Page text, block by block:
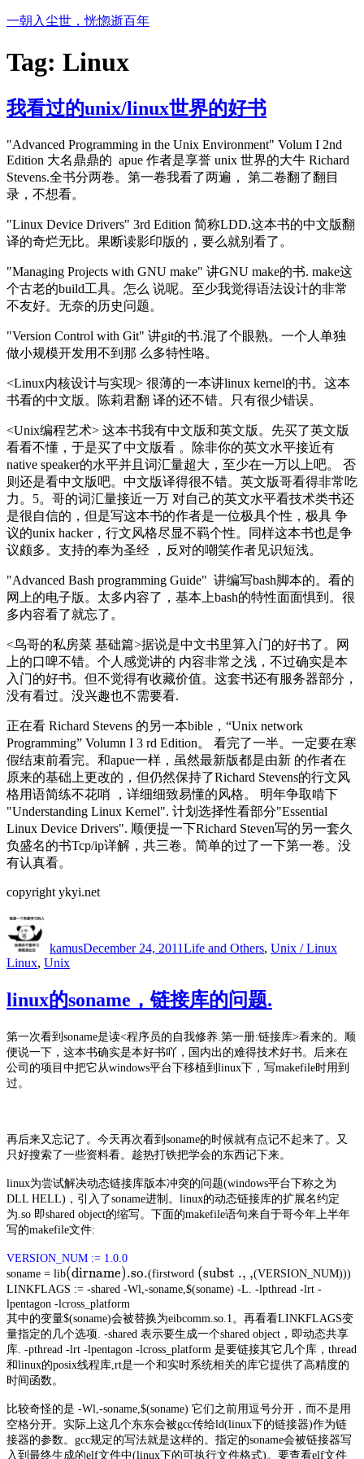
Skip
一朝入尘世，恍惚逝百年
Tag: Linux
我看过的unix/linux世界的好书
"Advanced Programming in the Unix Environment" Volum I 2nd
Edition 大名鼎鼎的 apue 作者是享誉 unix 世界的大牛 Richard
Stevens.全书分两卷。第一卷我看了两遍， 第二卷翻了翻目
录，不想看。
"Linux Device Drivers" 3rd Edition 简称LDD.这本书的中文版翻
译的奇烂无比。果断读影印版的，要么就别看了。
"Managing Projects with GNU make" 讲GNU make的书. make这
个古老的build工具。怎么 说呢。至少我觉得语法设计的非常
不友好。无奈的历史问题。
"Version Control with Git" 讲git的书.混了个眼熟。一个人单独
做小规模开发用不到那 么多特性咯。
<Linux内核设计与实现> 很薄的一本讲linux kernel的书。这本
书看的中文版。陈莉君翻 译的还不错。只有很少错误。
<Unix编程艺术> 这本书我有中文版和英文版。先买了英文版
看看不懂，于是买了中文版看 。除非你的英文水平接近有
native speaker的水平并且词汇量超大，至少在一万以上吧。 否
则还是看中文版吧。中文版译得很不错。英文版哥看得非常吃
力。5。哥的词汇量接近一万 对自己的英文水平看技术类书还
是很自信的，但是写这本书的作者是一位极具个性，极具 争
议的unix hacker，行文风格尽显不羁个性。同样这本书也是争
议颇多。支持的奉为圣经 ，反对的嘲笑作者见识短浅。
"Advanced Bash programming Guide" 讲编写bash脚本的。看的
网上的电子版。太多内容了，基本上bash的特性面面惧到。很
多内容看了就忘了。
<鸟哥的私房菜 基础篇>据说是中文书里算入门的好书了。网
上的口啤不错。个人感觉讲的 内容非常之浅，不过确实是本
入门的好书。但不觉得有收藏价值。这套书还有服务器部分，
没有看过。没兴趣也不需要看.
正在看 Richard Stevens 的另一本bible，“Unix network
Programming” Volumn I 3 rd Edition。 看完了一半。一定要在寒
假结束前看完。和apue一样，虽然最新版都是由新 的作者在
原来的基础上更改的，但仍然保持了Richard Stevens的行文风
格用语简练不花哨 ，详细细致易懂的风格。 明年争取啃下
"Understanding Linux Kernel". 计划选择性看部分"Essential
Linux Device Drivers". 顺便提一下Richard Steven写的另一套久
负盛名的书Tcp/ip详解，共三卷。简单的过了一下第一卷。没
有认真看。
copyright ykyi.net
kamusDecember 24, 2011Life and Others, Unix / Linux
Linux, Unix
linux的soname，链接库的问题.
第一次看到soname是读<程序员的自我修养.第一册:链接库>看来的。顺
便说一下，这本书确实是本好书吖，国内出的难得技术好书。后来在
公司的项目中把它从windows平台下移植到linux下，写makefile时用到
过。
再后来又忘记了。今天再次看到soname的时候就有点记不起来了。又
只好搜索了一些资料看。趁热打铁把学会的东西记下来。
linux为尝试解决动态链接库版本冲突的问题(windows平台下称之为
DLL HELL)，引入了soname进制。linux的动态链接库的扩展名约定
为.so 即shared object的缩写。下面的makefile语句来自于哥今年上半年
写的makefile文件:
VERSION_NUM := 1.0.0
soname = lib(dirname).so.(firstword (subst ., ,(VERSION_NUM)))
LINKFLAGS := -shared -Wl,-soname,$(soname) -L. -lpthread -lrt -
lpentagon -lcross_platform
其中的变量$(soname)会被替换为eibcomm.so.1。再看看LINKFLAGS变
量指定的几个选项. -shared 表示要生成一个shared object，即动态共享
库. -pthread -lrt -lpentagon -lcross_platform 是要链接其它几个库，thread
和linux的posix线程库,rt是一个和实时系统相关的库它提供了高精度的
时间函数。
比较奇怪的是 -Wl,-soname,$(soname) 它们之前用逗号分开，而不是用
空格分开。实际上这几个东东会被gcc传给ld(linux下的链接器)作为链
接器的参数。gcc规定的写法就是这样的。指定的soname会被链接器写
入到最终生成的elf文件中(linux下的可执行文件格式)。要查看elf文件